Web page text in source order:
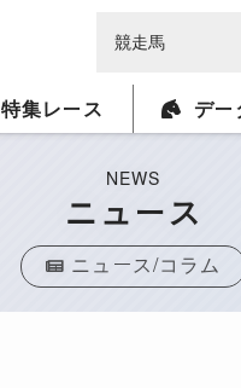
特集レース デー
NEWS
ニュース
ニュース/コラム